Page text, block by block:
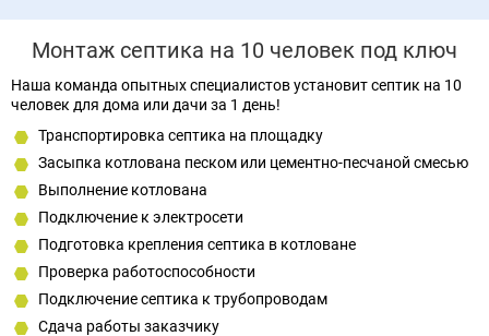
Монтаж септика на 10 человек под ключ
Наша команда опытных специалистов установит септик на 10
человек для дома или дачи за 1 день!
Транспортировка септика на площадку
Засыпка котлована песком или цементно-песчаной смесью
Выполнение котлована
Подключение к электросети
Подготовка крепления септика в котловане
Проверка работоспособности
Подключение септика к трубопроводам
Сдача работы заказчику